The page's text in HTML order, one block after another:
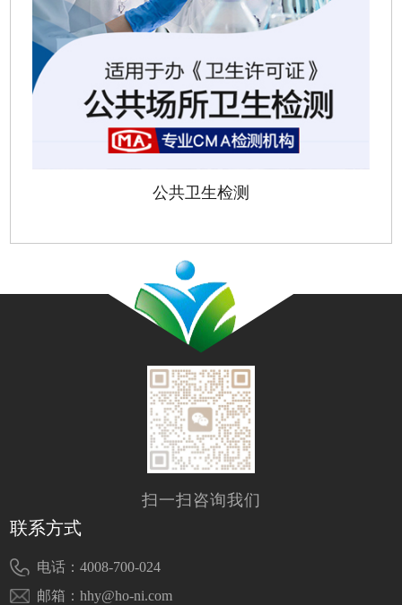
公共卫生检测
扫一扫咨询我们
联系方式
电话：4008-700-024
邮箱：hhy@ho-ni.com